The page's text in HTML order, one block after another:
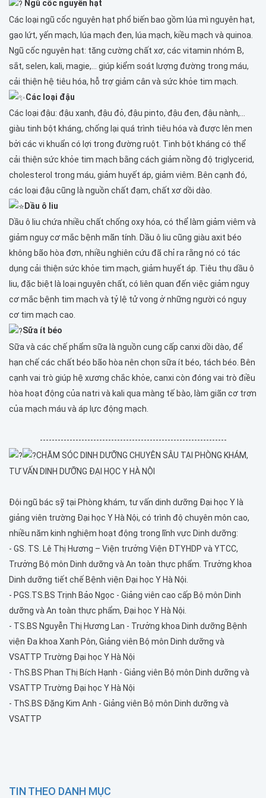
Ngũ cốc nguyên hạt
Các loại ngũ cốc nguyên hạt phổ biến bao gồm lúa mì nguyên hạt,
gạo lứt, yến mạch, lúa mạch đen, lúa mạch, kiều mạch và quinoa.
Ngũ cốc nguyên hạt: tăng cường chất xơ, các vitamin nhóm B,
sắt, selen, kali, magie,… giúp kiểm soát lượng đường trong máu,
cải thiện hệ tiêu hóa, hỗ trợ giảm cân và sức khỏe tim mạch.
Các loại đậu
Các loại đậu: đậu xanh, đậu đỏ, đậu pinto, đậu đen, đậu nành,…
giàu tinh bột kháng, chống lại quá trình tiêu hóa và được lên men
bởi các vi khuẩn có lợi trong đường ruột. Tinh bột kháng có thể
cải thiện sức khỏe tim mạch bằng cách giảm nồng độ triglycerid,
cholesterol trong máu, giảm huyết áp, giảm viêm. Bên cạnh đó,
các loại đậu cũng là nguồn chất đạm, chất xơ dồi dào.
Dầu ô liu
Dầu ô liu chứa nhiều chất chống oxy hóa, có thể làm giảm viêm và
giảm nguy cơ mắc bệnh mãn tính. Dầu ô liu cũng giàu axit béo
không bão hòa đơn, nhiều nghiên cứu đã chỉ ra rằng nó có tác
dụng cải thiện sức khỏe tim mạch, giảm huyết áp. Tiêu thụ dầu ô
liu, đặc biệt là loại nguyên chất, có liên quan đến việc giảm nguy
cơ mắc bệnh tim mạch và tỷ lệ tử vong ở những người có nguy
cơ tim mạch cao.
Sữa ít béo
Sữa và các chế phẩm sữa là nguồn cung cấp canxi dồi dào, để
hạn chế các chất béo bão hòa nên chọn sữa ít béo, tách béo. Bên
cạnh vai trò giúp hệ xương chắc khỏe, canxi còn đóng vai trò điều
hòa hoạt động của natri và kali qua màng tế bào, làm giãn cơ trơn
của mạch máu và áp lực động mạch.
---------------------------------------------------------------
CHĂM SÓC DINH DƯỠNG CHUYÊN SÂU TẠI PHÒNG KHÁM,
TƯ VẤN DINH DƯỠNG ĐẠI HỌC Y HÀ NỘI
Đội ngũ bác sỹ tại Phòng khám, tư vấn dinh dưỡng Đại học Y là
giảng viên trường Đại học Y Hà Nội, có trình độ chuyên môn cao,
nhiều năm kinh nghiệm hoạt động trong lĩnh vực Dinh dưỡng:
- GS. TS. Lê Thị Hương – Viện trưởng Viện ĐTYHDP và YTCC,
Trưởng Bộ môn Dinh dưỡng và An toàn thực phẩm. Trưởng khoa
Dinh dưỡng tiết chế Bệnh viện Đại học Y Hà Nội.
- PGS.TS.BS Trịnh Bảo Ngọc - Giảng viên cao cấp Bộ môn Dinh
dưỡng và An toàn thực phẩm, Đại học Y Hà Nội.
- TS.BS Nguyễn Thị Hương Lan - Trưởng khoa Dinh dưỡng Bệnh
viện Đa khoa Xanh Pôn, Giảng viên Bộ môn Dinh dưỡng và
VSATTP Trường Đại học Y Hà Nội
- ThS.BS Phan Thị Bích Hạnh - Giảng viên Bộ môn Dinh dưỡng và
VSATTP Trường Đại học Y Hà Nội
- ThS.BS Đặng Kim Anh - Giảng viên Bộ môn Dinh dưỡng và
VSATTP
TIN THEO DANH MỤC